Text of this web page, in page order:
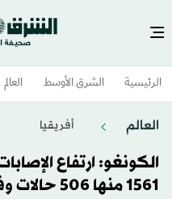
الرئيسية الشرق الأوسط​ العالم
العالم أفريقيا
الكونغو: ارتفاع
1561 منها 506 حالات وفاة